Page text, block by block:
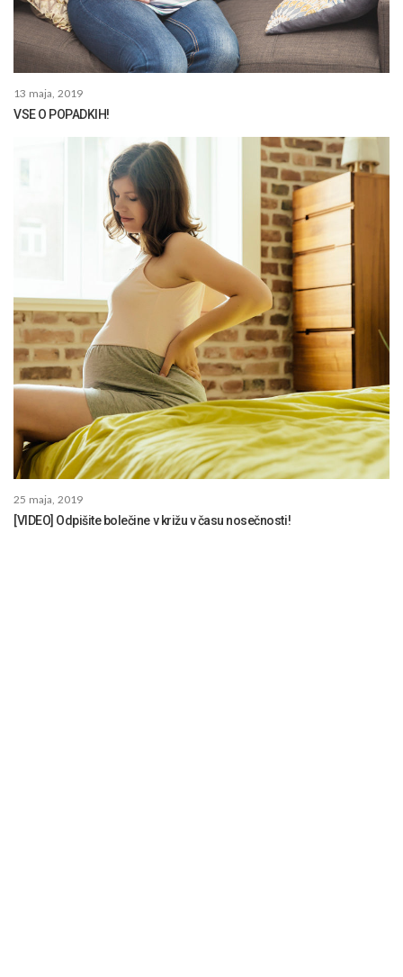
13 maja, 2019
VSE O POPADKIH!
25 maja, 2019
[VIDEO] Odpišite bolečine v križu v času nosečnosti!